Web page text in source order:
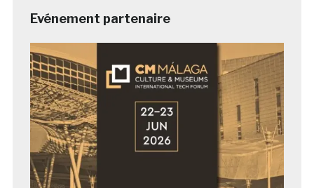
Evénement partenaire